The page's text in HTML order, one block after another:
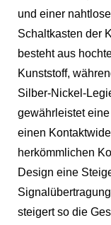
und einer
Schaltkasten der
besteht aus
Kunststoff,
Silber-Nickel-
gewährleistet
einen
herkömmlichen
Design eine
steigert so die